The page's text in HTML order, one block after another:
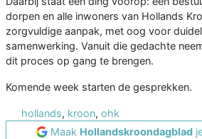
dorpen en alle inwoners van Hollands
zorgvuldige aanpak, met oog voor
samenwerking. Vanuit die gedachte
dit proces op gang te brengen.
Komende week starten de gesprekken.
hollands, kroon, ohk
Maak Hollandskroondagblad